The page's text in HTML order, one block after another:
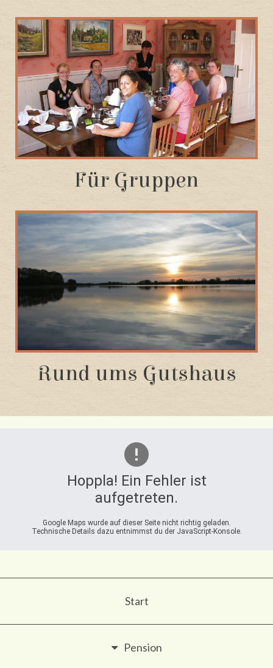
Für Gruppen
Rund ums Gutshaus
Hoppla! Ein Fehler ist
aufgetreten.
Google Maps wurde auf dieser Seite nicht richtig geladen.
Technische Details dazu entnimmst du der JavaScript-Konsole.
Start
Pension